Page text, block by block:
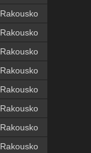
Rakousko
Rakousko
Rakousko
Rakousko
Rakousko
Rakousko
Rakousko
Rakousko